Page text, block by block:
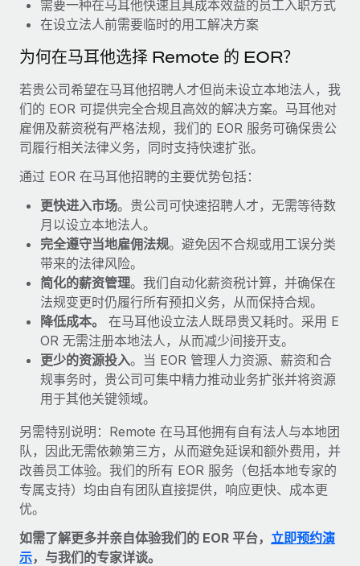
人员调配与搬迁
轻松搬迁员工
福利
轻松管理员工福利
What a Workday global payroll implementation
actually looks like
Most teams hear "payroll implementation" and picture a
six-month project with a dedicated team....
了解更多
需要一种在马耳他快速且具成本效益的员工入职方式
在设立法人前需要临时的用工解决方案
为何在马耳他选择 Remote 的 EOR？
若贵公司希望在马耳他招聘人才但尚未设立本地法人，我
们的 EOR 可提供完全合规且高效的解决方案。马耳他对
雇佣及薪资税有严格法规，我们的 EOR 服务可确保贵公
司履行相关法律义务，同时支持快速扩张。
通过 EOR 在马耳他招聘的主要优势包括：
更快进入市场。贵公司可快速招聘人才，无需等待数
月以设立本地法人。
完全遵守当地雇佣法规。避免因不合规或用工误分类
带来的法律风险。
简化的薪资管理。我们自动化薪资税计算，并确保在
法规变更时仍履行所有预扣义务，从而保持合规。
降低成本。
在马耳他设立法人既昂贵又耗时。采用 E
OR 无需注册本地法人，从而减少间接开支。
更少的资源投入。当 EOR 管理人力资源、薪资和合
规事务时，贵公司可集中精力推动业务扩张并将资源
用于其他关键领域。
另需特别说明：Remote 在马耳他拥有自有法人与本地团
队，因此无需依赖第三方，从而避免延误和额外费用，并
改善员工体验。我们的所有 EOR 服务（包括本地专家的
专属支持）均由自有团队直接提供，响应更快、成本更
优。
如需了解更多并亲自体验我们的 EOR 平台， 立即预约演
示，与我们的专家详谈。